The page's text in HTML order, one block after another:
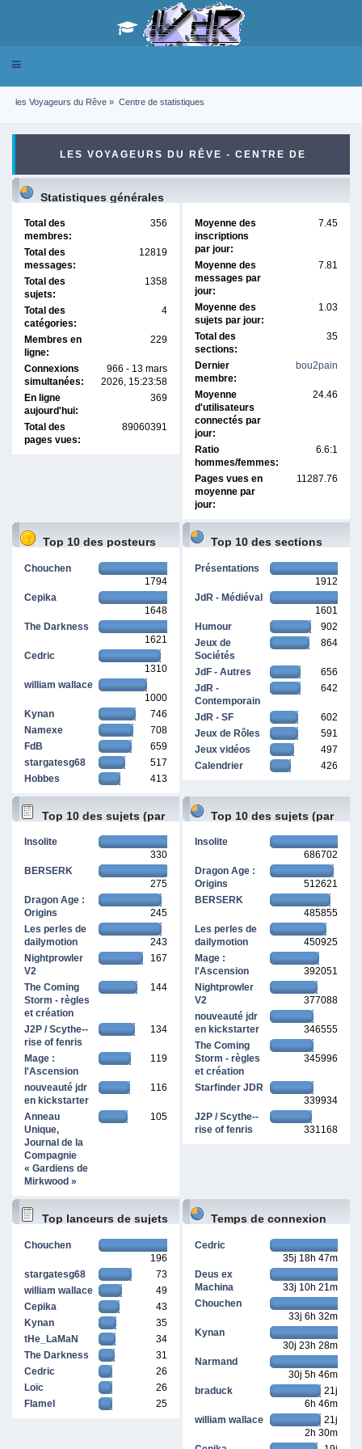
Toggle
les Voyageurs du Rêve » Centre de statistiques
LES VOYAGEURS DU RÊVE - CENTRE DE
STATISTIQUES
Statistiques générales
Total des
membres:
356
Total des
messages:
12819
Total des
sujets:
1358
Total des
catégories:
4
Membres en
ligne:
229
Connexions
simultanées:
966 - 13 mars
2026, 15:23:58
En ligne
aujourd'hui:
369
Total des
pages vues:
89060391
Moyenne des
inscriptions
par jour:
7.45
Moyenne des
messages par
jour:
7.81
Moyenne des
sujets par jour:
1.03
Total des
sections:
35
Dernier
membre:
bou2pain
Moyenne
d'utilisateurs
connectés par
jour:
24.46
Ratio
hommes/femmes:
6.6:1
Pages vues en
moyenne par
jour:
11287.76
Top 10 des posteurs
Chouchen
1794
Cepika
1648
The Darkness
1621
Cedric
1310
william wallace
1000
Kynan
746
Namexe
708
FdB
659
stargatesg68
517
Hobbes
413
Top 10 des sections
Présentations
1912
JdR - Médiéval
1601
Humour
902
Jeux de
Sociétés
864
JdF - Autres
656
JdR -
Contemporain
642
JdR - SF
602
Jeux de Rôles
591
Jeux vidéos
497
Calendrier
426
Top 10 des sujets (par
Insolite
330
BERSERK
275
Dragon Age :
Origins
245
Les perles de
dailymotion
243
Nightprowler
V2
167
The Coming
Storm - règles
et création
144
J2P / Scythe--
rise of fenris
134
Mage :
l'Ascension
119
nouveauté jdr
en kickstarter
116
Anneau
Unique,
Journal de la
Compagnie
« Gardiens de
Mirkwood »
105
Top 10 des sujets (par
Insolite
686702
Dragon Age :
Origins
512621
BERSERK
485855
Les perles de
dailymotion
450925
Mage :
l'Ascension
392051
Nightprowler
V2
377088
nouveauté jdr
en kickstarter
346555
The Coming
Storm - règles
et création
345996
Starfinder JDR
339934
J2P / Scythe--
rise of fenris
331168
Top lanceurs de sujets
Chouchen
196
stargatesg68
73
william wallace
49
Cepika
43
Kynan
35
tHe_LaMaN
34
The Darkness
31
Cedric
26
Loïc
26
Flamel
25
Temps de connexion
Cedric
35j 18h 47m
Deus ex
Machina
33j 10h 21m
Chouchen
33j 6h 32m
Kynan
30j 23h 28m
Narmand
30j 5h 46m
braduck
21j
6h 46m
william wallace
21j
2h 30m